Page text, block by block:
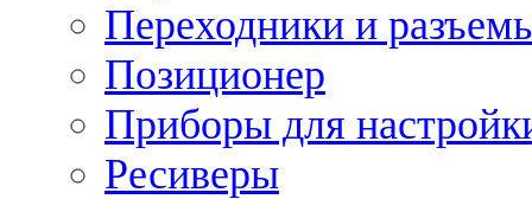
Переходники и
Позиционер
Приборы для
Ресиверы